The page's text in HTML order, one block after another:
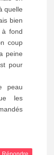
quelle
bien
à fond
coup
peine
pour
peau
les